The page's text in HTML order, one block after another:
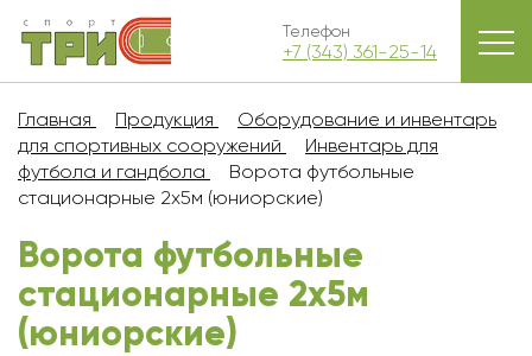
Телефон
+7 (343) 361-25-14
Главная Продукция
Оборудование и инвентарь
для спортивных сооружений
Инвентарь для
футбола и гандбола
Ворота футбольные
стационарные 2х5м (юниорские)
Ворота футбольные
стационарные 2х5м
(юниорские)